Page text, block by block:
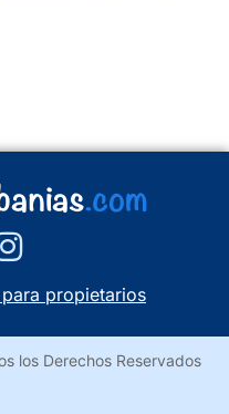
para propietarios
los Derechos Reservados